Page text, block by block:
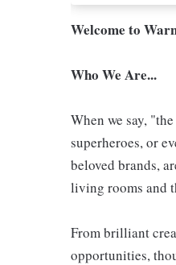
Welcome to
Who We Are...
When we say,
superheroes, or
beloved brands,
living rooms and
From brilliant
opportunities,